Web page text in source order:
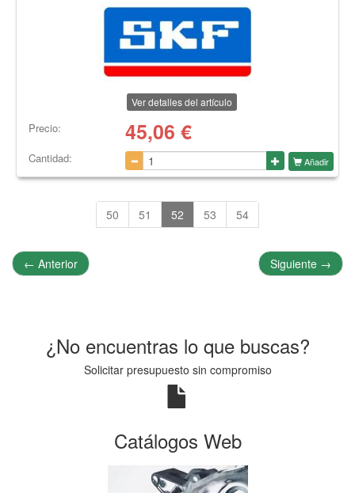
Ver detalles del artículo
Precio: 45,06 €
Cantidad: Añadir
50 51 52 53 54
← Anterior Siguiente →
¿No encuentras lo que buscas?
Solicitar presupuesto sin compromiso
Catálogos Web